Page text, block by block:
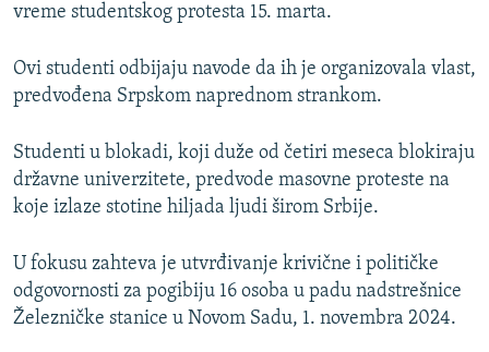
vreme studentskog protesta 15. marta.
Ovi studenti odbijaju navode da ih je organizovala vlast,
predvođena Srpskom naprednom strankom.
Studenti u blokadi, koji duže od četiri meseca blokiraju
državne univerzitete, predvode masovne proteste na
koje izlaze stotine hiljada ljudi širom Srbije.
U fokusu zahteva je utvrđivanje krivične i političke
odgovornosti za pogibiju 16 osoba u padu nadstrešnice
Železničke stanice u Novom Sadu, 1. novembra 2024.